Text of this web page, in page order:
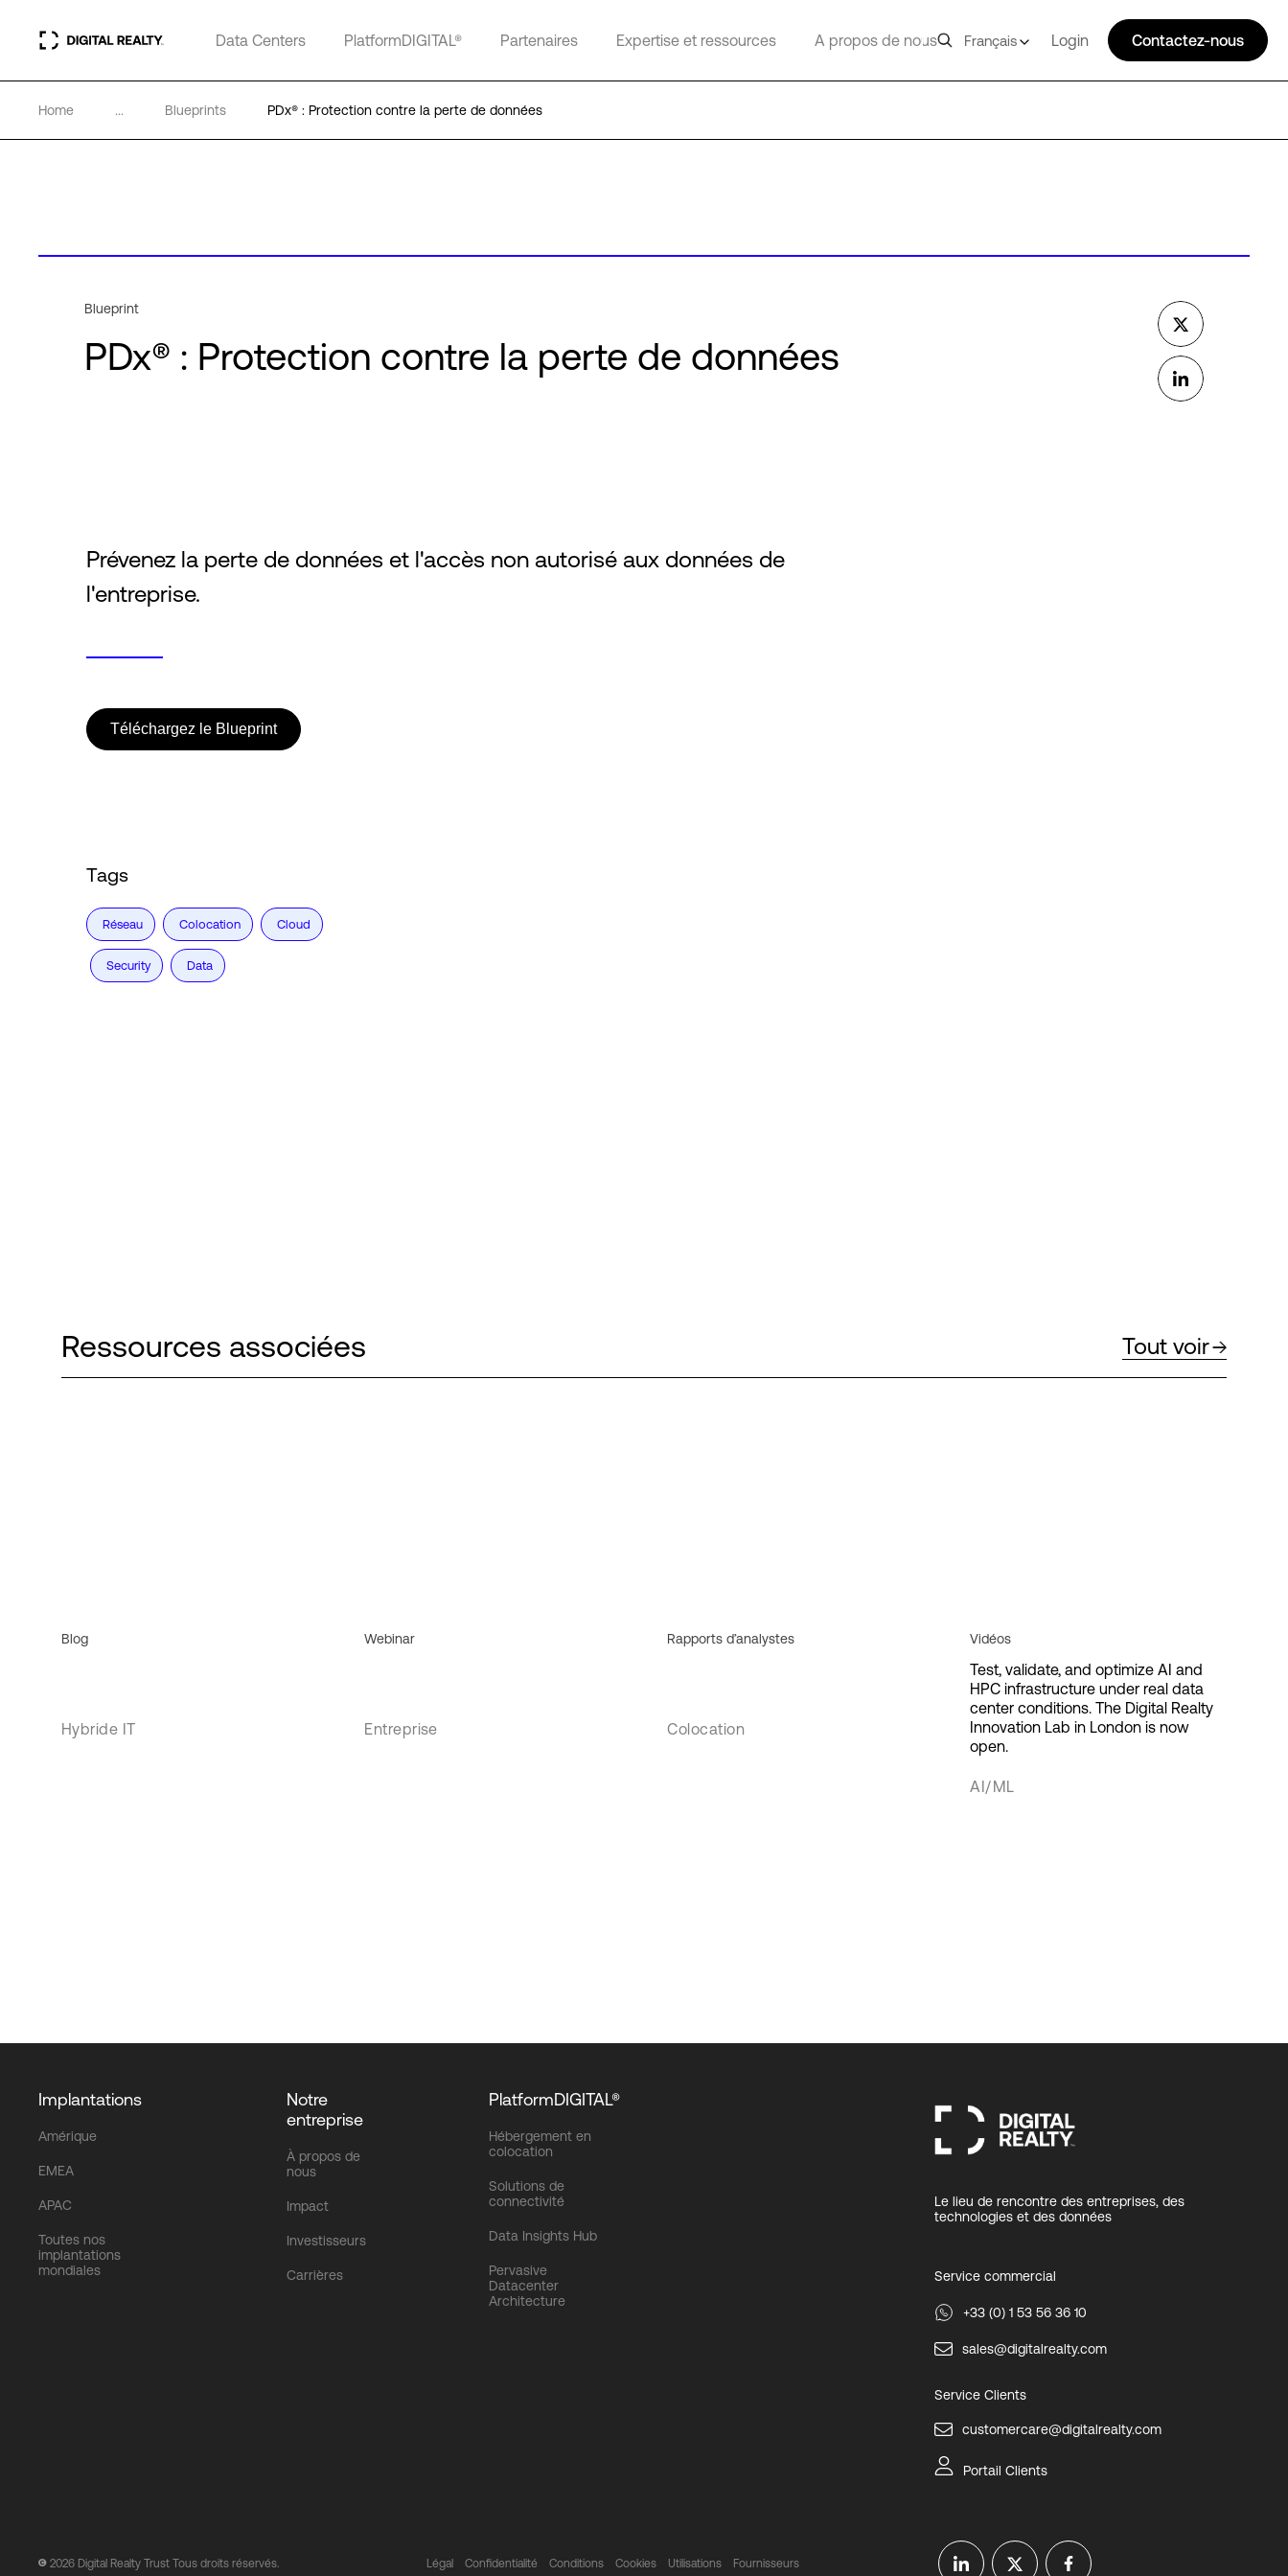
Data Centers PlatformDIGITAL® Partenaires Expertise et ressources A propos de nous Français Login Contactez-nous
Home ... Blueprints PDx® : Protection contre la perte de données
Blueprint
PDx® : Protection contre la perte de données
Prévenez la perte de données et l'accès non autorisé aux données de
l'entreprise.
Téléchargez le Blueprint
Tags
Réseau Colocation Cloud
Security Data
Ressources associées Tout voir
Blog
Hybride IT
Webinar
Entreprise
Rapports d’analystes
Colocation
Vidéos
Test, validate, and optimize AI and
HPC infrastructure under real data
center conditions. The Digital Realty
Innovation Lab in London is now
open.
AI/ML
Implantations
Amérique
EMEA
APAC
Toutes nos
implantations
mondiales
Notre
entreprise
À propos de
nous
Impact
Investisseurs
Carrières
PlatformDIGITAL®
Hébergement en
colocation
Solutions de
connectivité
Data Insights Hub
Pervasive
Datacenter
Architecture
Le lieu de rencontre des entreprises, des
technologies et des données
Service commercial
+33 (0) 1 53 56 36 10
sales@digitalrealty.com
Service Clients
customercare@digitalrealty.com
Portail Clients
2026 Digital Realty Trust Tous droits réservés. Légal Confidentialité Conditions Cookies Utilisations Fournisseurs